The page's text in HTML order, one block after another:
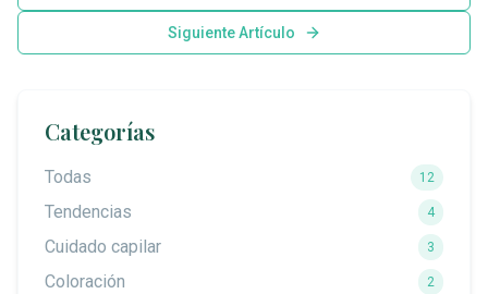
Siguiente Artículo
Categorías
Todas 12
Tendencias 4
Cuidado capilar 3
Coloración 2